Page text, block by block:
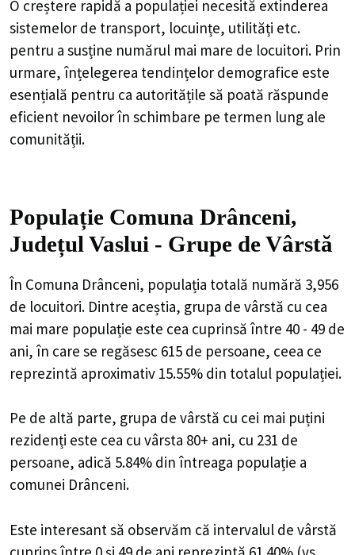
O creștere rapidă a populației necesită extinderea
sistemelor de transport, locuințe, utilități etc.
pentru a susține numărul mai mare de locuitori. Prin
urmare, înțelegerea tendințelor demografice este
esențială pentru ca autoritățile să poată răspunde
eficient nevoilor în schimbare pe termen lung ale
comunității.
Populație Comuna Drânceni,
Județul Vaslui - Grupe de Vârstă
În Comuna Drânceni, populația totală numără 3,956
de locuitori. Dintre aceștia, grupa de vârstă cu cea
mai mare populație este cea cuprinsă între 40 - 49 de
ani, în care se regăsesc 615 de persoane, ceea ce
reprezintă aproximativ 15.55% din totalul populației.
Pe de altă parte, grupa de vârstă cu cei mai puțini
rezidenți este cea cu vârsta 80+ ani, cu 231 de
persoane, adică 5.84% din întreaga populație a
comunei Drânceni.
Este interesant să observăm că intervalul de vârstă